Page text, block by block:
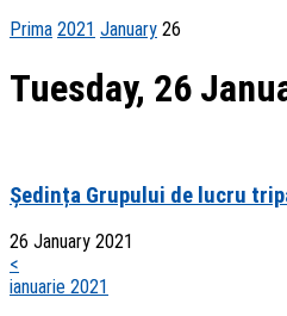
Prima 2021 January 26
Tuesday, 26
Ședința Grupului de lucru
26 January 2021
<
ianuarie 2021